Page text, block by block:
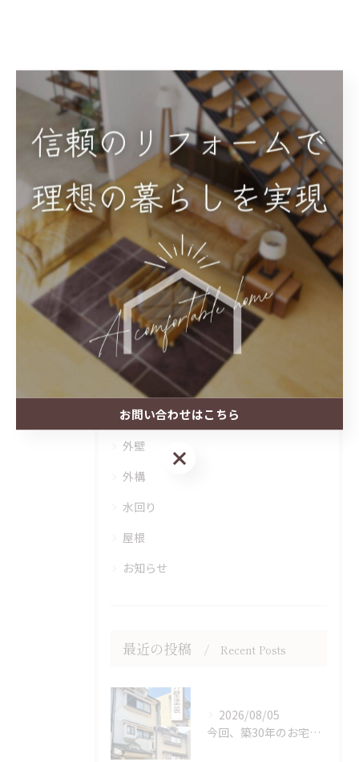
< 前のページ 一覧に戻る 次のページ >
関連タグ
#リフォーム
カテゴリー Categories
全てのカテゴリー
内装
外壁
外構
水回り
屋根
お知らせ
最近の投稿 Recent Posts
2026/08/05
今回、築30年のお宅で初の補修と塗装を行ないました。
お問い合わせはこちら
お問い合わせはこちら